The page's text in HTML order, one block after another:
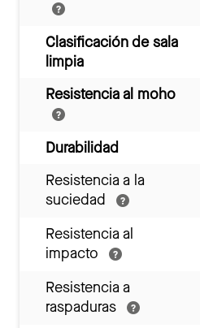
Clasificación de sala
limpia
Resistencia al moho
Durabilidad
Resistencia a la
suciedad
Resistencia al
impacto
Resistencia a
raspaduras